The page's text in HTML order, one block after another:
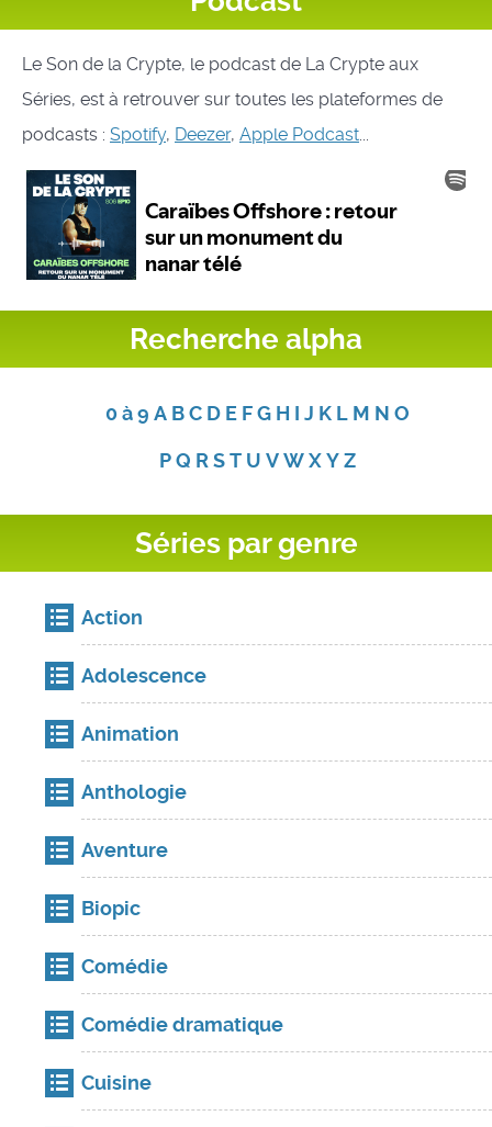
Le Son de la Crypte, le podcast de La Crypte aux
Séries, est à retrouver sur toutes les plateformes de
podcasts : Spotify, Deezer, Apple Podcast...
Recherche alpha
0 à 9 A B C D E F G H I J K L M N O
P Q R S T U V W X Y Z
Séries par genre
Action
Adolescence
Animation
Anthologie
Aventure
Biopic
Comédie
Comédie dramatique
Cuisine